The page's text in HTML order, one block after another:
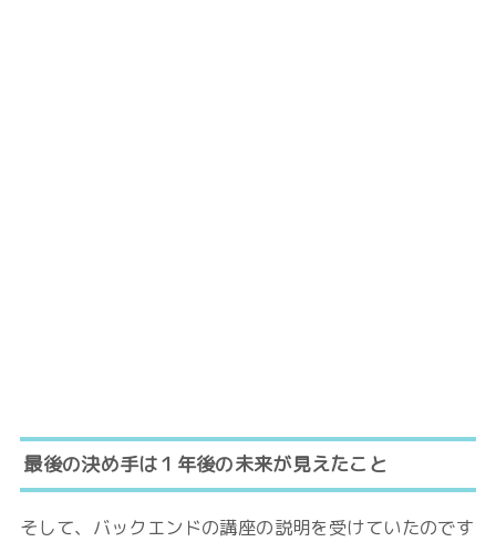
最後の決め手は１年後の未来が見えたこと
そして、バックエンドの講座の説明を受けていたのです